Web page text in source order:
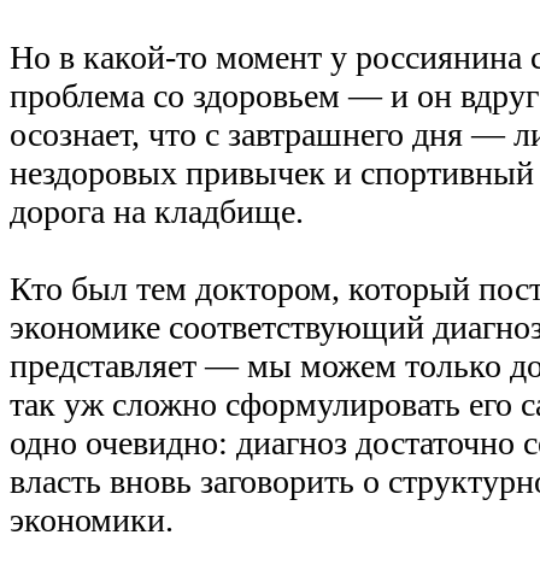
Но в какой-то момент у россиянина
проблема со здоровьем — и он
осознает, что с завтрашнего дня —
нездоровых привычек и
дорога на кладбище.
Кто был тем доктором, который
экономике соответствующий
представляет — мы можем только
так уж сложно сформулировать его
одно очевидно: диагноз достаточно
власть вновь заговорить о
экономики.